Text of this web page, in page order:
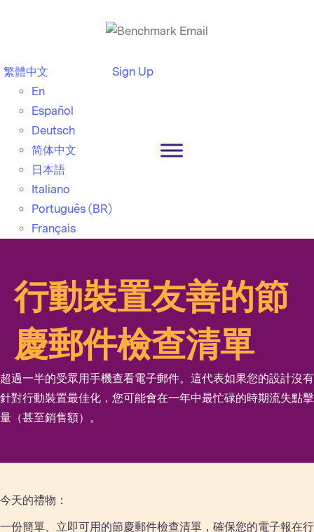
繁體中文
En
Español
Deutsch
简体中文
日本語
Italiano
Português (BR)
Français
Sign Up
行動裝置友善的節
慶郵件檢查清單
超過一半的受眾用手機查看電子郵件。這代表如果您的設計沒有
針對行動裝置最佳化，您可能會在一年中最忙碌的時期流失點擊
量（甚至銷售額）。
今天的禮物：
一份簡單、立即可用的節慶郵件檢查清單，確保您的電子報在行